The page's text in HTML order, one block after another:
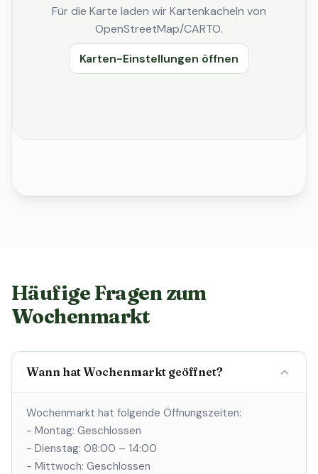
Für die Karte laden wir Kartenkacheln von
OpenStreetMap/CARTO.
Karten-Einstellungen öffnen
Häufige Fragen zum
Wochenmarkt
Wann hat Wochenmarkt geöffnet?
Wochenmarkt hat folgende Öffnungszeiten:
- Montag: Geschlossen
- Dienstag: 08:00 – 14:00
- Mittwoch: Geschlossen